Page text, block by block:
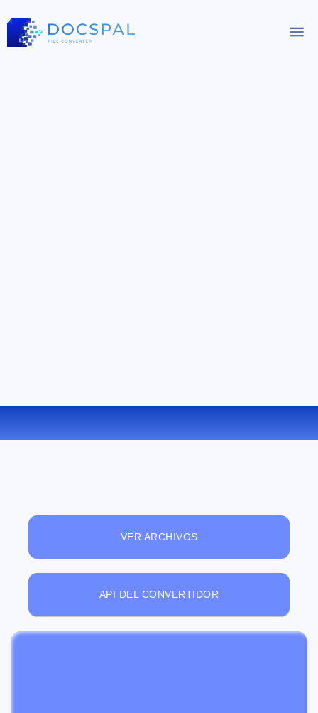
CONVERTIR WMV A M4V ONLINE
VER ARCHIVOS
API DEL CONVERTIDOR